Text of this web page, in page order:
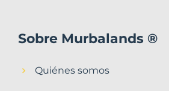
Sobre Murbalands ®
Quiénes somos